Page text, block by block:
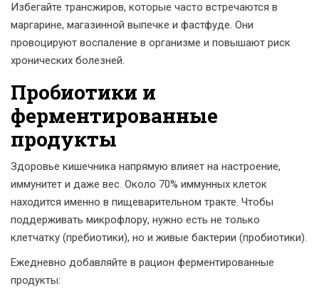
Избегайте трансжиров, которые часто встречаются в
маргарине, магазинной выпечке и фастфуде. Они
провоцируют воспаление в организме и повышают риск
хронических болезней.
Пробиотики и
ферментированные
продукты
Здоровье кишечника напрямую влияет на настроение,
иммунитет и даже вес. Около 70% иммунных клеток
находится именно в пищеварительном тракте. Чтобы
поддерживать микрофлору, нужно есть не только
клетчатку (пребиотики), но и живые бактерии (пробиотики).
Ежедневно добавляйте в рацион ферментированные
продукты: